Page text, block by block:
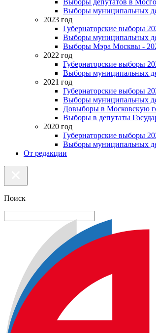
Выборы депутатов в
Выборы муниципальных
2023 год
Губернаторские выборы
Выборы муниципальных
Выборы Мэра Москвы -
2022 год
Губернаторские выборы
Выборы муниципальных
2021 год
Губернаторские выборы
Выборы муниципальных
Довыборы в Московскую
Выборы в депутаты
2020 год
Губернаторские выборы
Выборы муниципальных
От редакции
Поиск